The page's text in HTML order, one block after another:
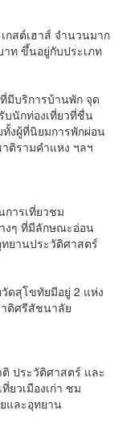
กสต์เฮาส์ จำนวนมาก
าท ขึ้นอยู่กับประเภท
มีบริการบ้านพัก จุด
บนักท่องเที่ยวที่ชื่น
งผู้ที่นิยมการพักผ่อน
ติรามคำแหง ฯลฯ
ารเที่ยวชม
งๆ ที่มีลักษณะอ่อน
ยานประวัติศาสตร์
ดสุโขทัยมีอยู่ 2 แห่ง
ติศรีสัชนาลัย
ประวัติศาสตร์ และ
ยวเมืองเก่า ชม
และอุทยาน